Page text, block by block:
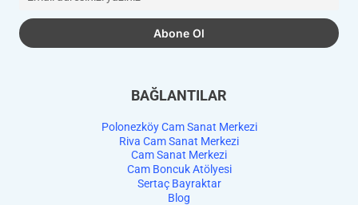
BAĞLANTILAR
Polonezköy Cam Sanat Merkezi
Riva Cam Sanat Merkezi
Cam Sanat Merkezi
Cam Boncuk Atölyesi
Sertaç Bayraktar
Blog